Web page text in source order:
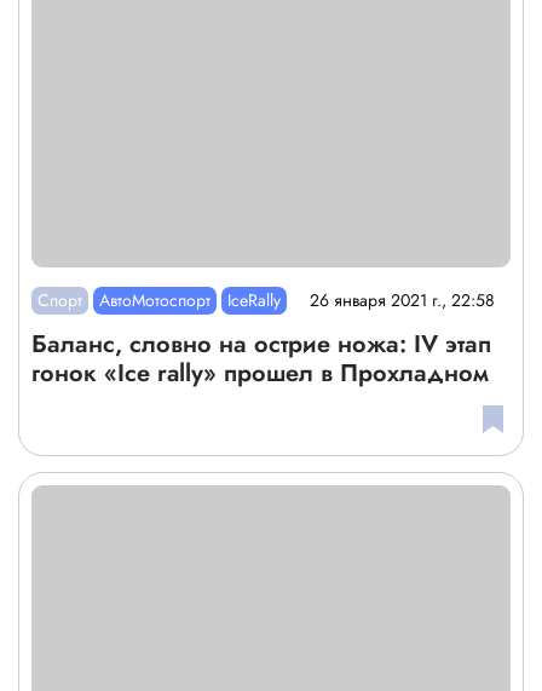
Спорт АвтоМотоспорт IceRally 26 января 2021 г., 22:58
Баланс, словно на острие ножа: IV этап
гонок «Ice rally» прошел в Прохладном